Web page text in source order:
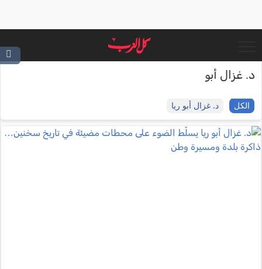
د. غزال أبو
الكل د. غزال أبو ريا